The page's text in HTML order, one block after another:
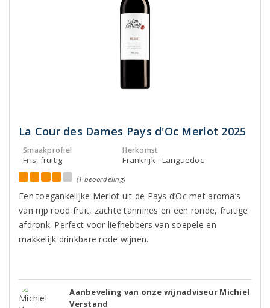
La Cour des Dames Pays d'Oc Merlot 2025
Smaakprofiel
Fris, fruitig
Herkomst
Frankrijk - Languedoc
(1 beoordeling)
Een toegankelijke Merlot uit de Pays d’Oc met aroma’s
van rijp rood fruit, zachte tannines en een ronde, fruitige
afdronk. Perfect voor liefhebbers van soepele en
makkelijk drinkbare rode wijnen.
Aanbeveling van onze wijnadviseur Michiel
Verstand